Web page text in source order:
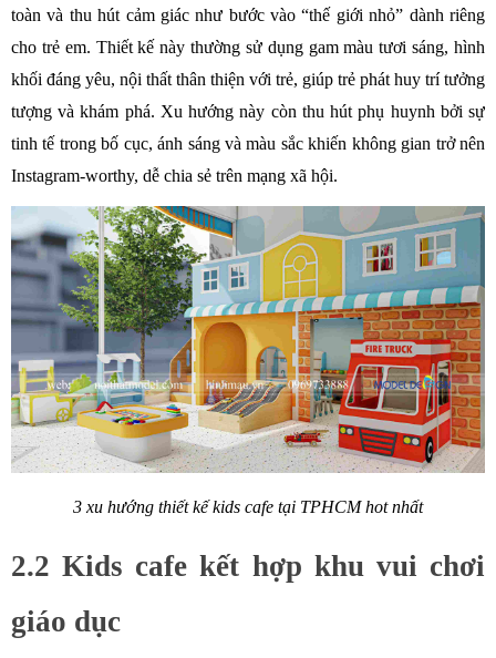
toàn và thu hút cảm giác như bước vào “thế giới nhỏ” dành riêng
cho trẻ em. Thiết kế này thường sử dụng gam màu tươi sáng, hình
khối đáng yêu, nội thất thân thiện với trẻ, giúp trẻ phát huy trí tưởng
tượng và khám phá. Xu hướng này còn thu hút phụ huynh bởi sự
tinh tế trong bố cục, ánh sáng và màu sắc khiến không gian trở nên
Instagram-worthy, dễ chia sẻ trên mạng xã hội.
3 xu hướng thiết kế kids cafe tại TPHCM hot nhất
2.2 Kids cafe kết hợp khu vui chơi
giáo dục